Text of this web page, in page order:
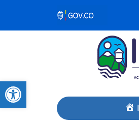
Abrir barra de herramientas